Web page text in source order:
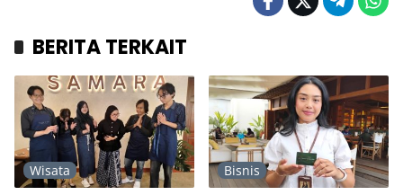
BERITA TERKAIT
Wisata Bisnis